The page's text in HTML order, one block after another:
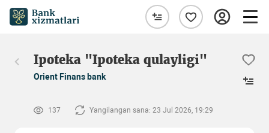
Ipoteka "Ipoteka qulayligi"
Orient Finans bank
137 Yangilangan sana: 23 Jul 2026, 19:29